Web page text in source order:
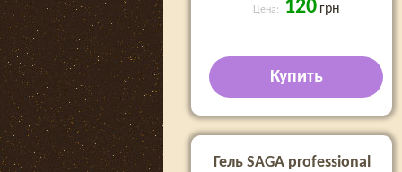
Цена: 120 грн
Купить
Гель SAGA professional